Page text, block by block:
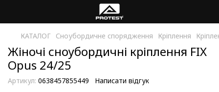
КАТАЛОГ Сноубордичне спорядження Кріплення
Жіночі сноубордичні кріплення FIX
Opus 24/25
Артикул: 0638457855449 Написати відгук